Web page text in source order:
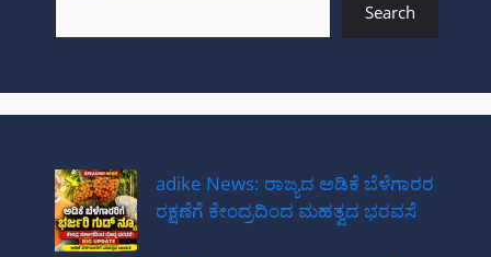
Search
adike News: ರಾಜ್ಯದ ಅಡಿಕೆ ಬೆಳೆಗಾರರ
ರಕ್ಷಣೆಗೆ ಕೇಂದ್ರದಿಂದ ಮಹತ್ವದ ಭರವಸೆ